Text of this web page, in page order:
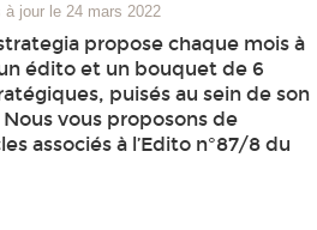
à jour le 24 mars 2022
propose chaque mois à
édito et un bouquet de 6
puisés au sein de son
vous proposons de
associés à l’Edito n°87/8 du